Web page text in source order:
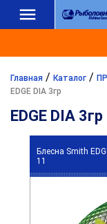
Главная / Каталог /
EDGE DIA 3гр
EDGE DIA 3гр
Блесна Smith
11